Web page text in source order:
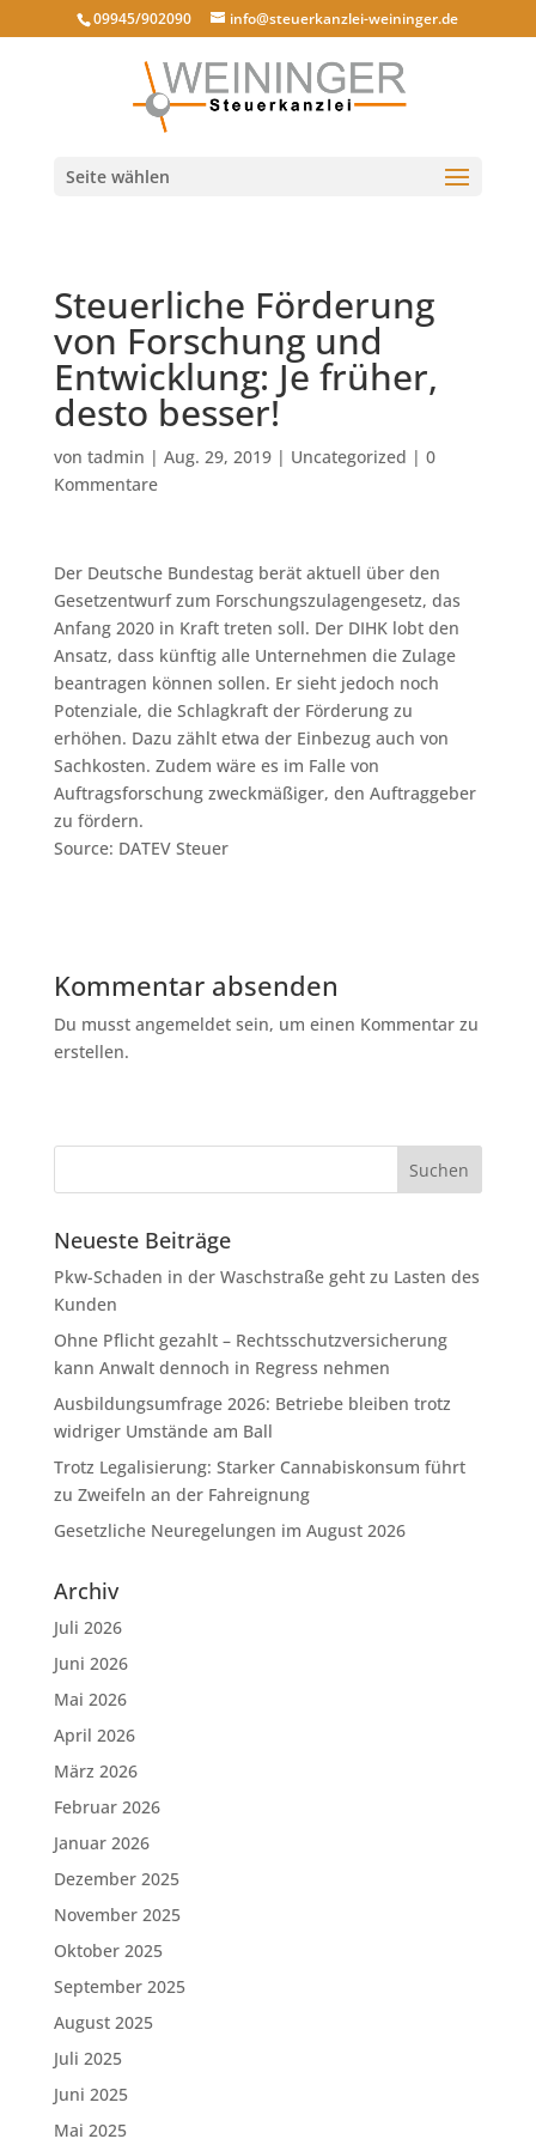
09945/902090 info@steuerkanzlei-weininger.de
Seite wählen
Steuerliche Förderung
von Forschung und
Entwicklung: Je früher,
desto besser!
von tadmin | Aug. 29, 2019| Uncategorized | 0
Kommentare
Der Deutsche Bundestag berät aktuell über den
Gesetzentwurf zum Forschungszulagengesetz, das
Anfang 2020 in Kraft treten soll. Der DIHK lobt den
Ansatz, dass künftig alle Unternehmen die Zulage
beantragen können sollen. Er sieht jedoch noch
Potenziale, die Schlagkraft der Förderung zu
erhöhen. Dazu zählt etwa der Einbezug auch von
Sachkosten. Zudem wäre es im Falle von
Auftragsforschung zweckmäßiger, den Auftraggeber
zu fördern.
Source: DATEV Steuer
Kommentar absenden
Du musst angemeldet sein, um einen Kommentar zu
erstellen.
Neueste Beiträge
Pkw-Schaden in der Waschstraße geht zu Lasten des
Kunden
Ohne Pflicht gezahlt – Rechtsschutzversicherung
kann Anwalt dennoch in Regress nehmen
Ausbildungsumfrage 2026: Betriebe bleiben trotz
widriger Umstände am Ball
Trotz Legalisierung: Starker Cannabiskonsum führt
zu Zweifeln an der Fahreignung
Gesetzliche Neuregelungen im August 2026
Archiv
Juli 2026
Juni 2026
Mai 2026
April 2026
März 2026
Februar 2026
Januar 2026
Dezember 2025
November 2025
Oktober 2025
September 2025
August 2025
Juli 2025
Juni 2025
Mai 2025